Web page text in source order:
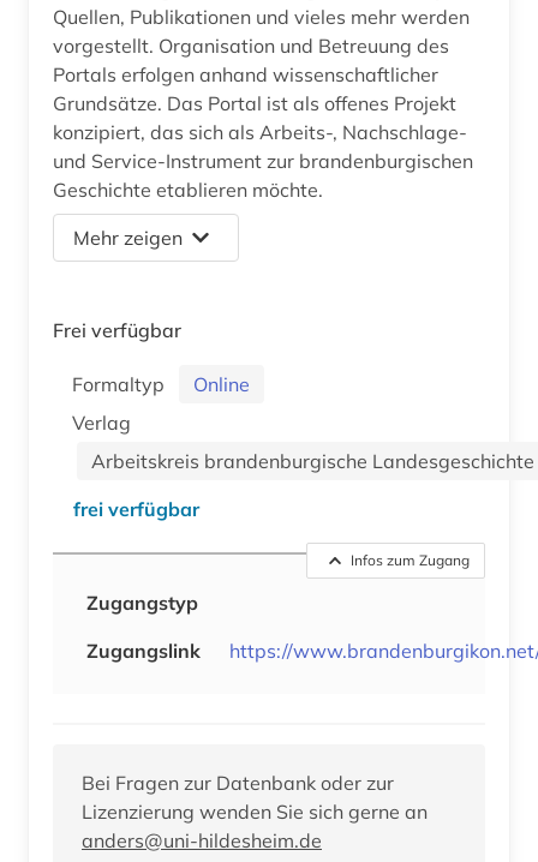
Quellen, Publikationen und vieles mehr werden
vorgestellt. Organisation und Betreuung des
Portals erfolgen anhand wissenschaftlicher
Grundsätze. Das Portal ist als offenes Projekt
konzipiert, das sich als Arbeits-, Nachschlage-
und Service-Instrument zur brandenburgischen
Geschichte etablieren möchte.
Mehr zeigen
Frei verfügbar
Formaltyp
Online
Verlag
Arbeitskreis brandenburgische Landesgeschichte
frei verfügbar
Infos zum Zugang
Zugangstyp
Zugangslink
https://
Bei Fragen zur Datenbank oder zur
Lizenzierung wenden Sie sich gerne an
anders@uni-hildesheim.de